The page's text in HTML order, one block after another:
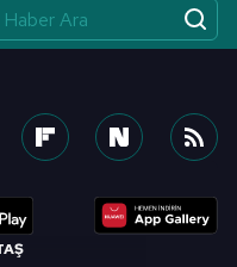
ilişkin detaylı bilgi
Çerez Bilgilendirme
Kanunu uyarınca
okumak ve sitemizde